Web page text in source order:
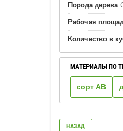
Порода дерева
Рабочая
Количество в
МАТЕРИАЛЫ ПО
сорт АВ
НАЗАД